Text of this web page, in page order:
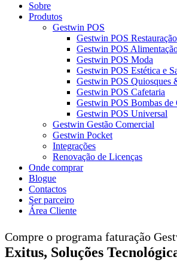
Sobre
Produtos
Gestwin POS
Gestwin POS Restauração
Gestwin POS
Gestwin POS Moda
Gestwin POS Estética e
Gestwin POS Quiosques
Gestwin POS Cafetaria
Gestwin POS Bombas de
Gestwin POS Universal
Gestwin Gestão Comercial
Gestwin Pocket
Integrações
Renovação de Licenças
Onde comprar
Blogue
Contactos
Ser parceiro
Área Cliente
Compre o programa faturação
Exitus, Soluções